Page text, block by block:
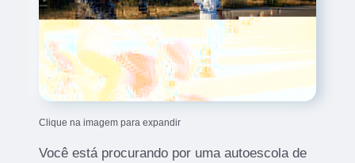
Clique na imagem para expandir
Você está procurando por uma autoescola de